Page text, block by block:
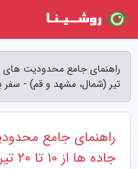
تیر (شمال، مشهد و قم) - سفر به
راهنمای جامع
جاده ها از 10 تا 20 تیر (شمال، مشهد و قم)